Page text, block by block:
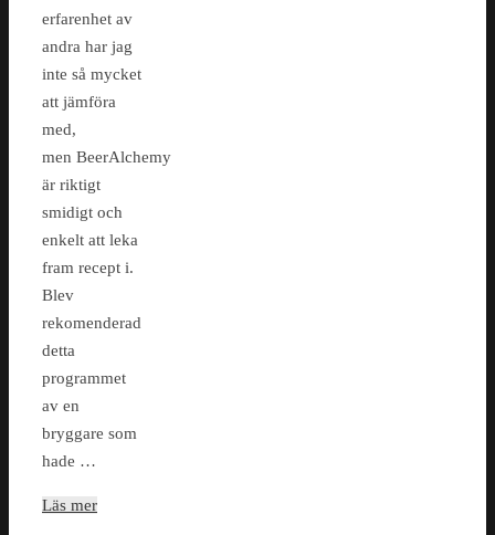
erfarenhet av
andra har jag
inte så mycket
att jämföra
med,
men BeerAlchemy
är riktigt
smidigt och
enkelt att leka
fram recept i.
Blev
rekomenderad
detta
programmet
av en
bryggare som
hade …
Läs mer